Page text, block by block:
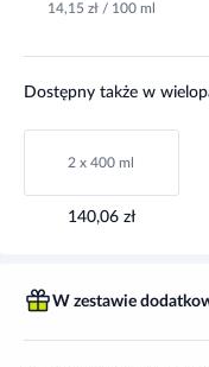
14,15 zł / 100 ml
Dostępny także w
2 x 400 ml
140,06 zł
W zestawie